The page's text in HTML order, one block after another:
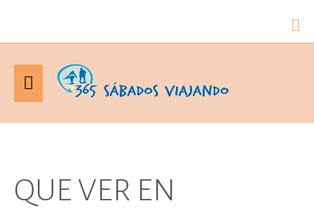
Menú
principal
QUE VER EN